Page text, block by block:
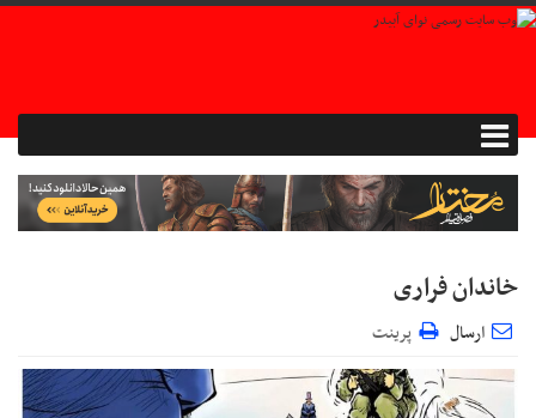
خاندان فراری
ارسال پرینت